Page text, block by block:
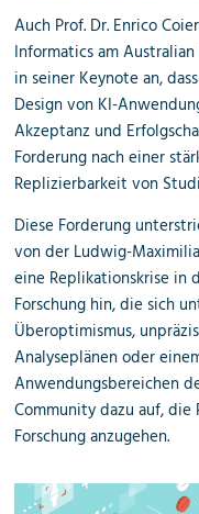
Auch Prof. Dr. Enrico
Informatics am
in seiner Keynote an,
Design von KI-
Akzeptanz und
Forderung nach einer
Replizierbarkeit von
Diese Forderung
von der Ludwig-
eine Replikationskrise in
Forschung hin, die sich
Überoptimismus,
Analyseplänen oder
Anwendungsbereichen
Community dazu auf,
Forschung anzugehen.